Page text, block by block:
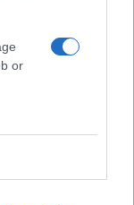
or
party ads στις
ότι έχετε την
Store.
Google